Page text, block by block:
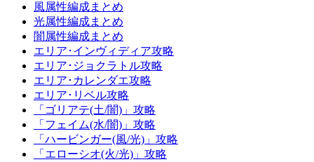
風属性編成まとめ
光属性編成まとめ
闇属性編成まとめ
エリア･インヴィディア攻略
エリア･ジョクラトル攻略
エリア･カレンダエ攻略
エリア･リベル攻略
「ゴリアテ(土/闇)」攻略
「フェイム(水/闇)」攻略
「ハービンガー(風/光)」攻略
「エローシオ(火/光)」攻略